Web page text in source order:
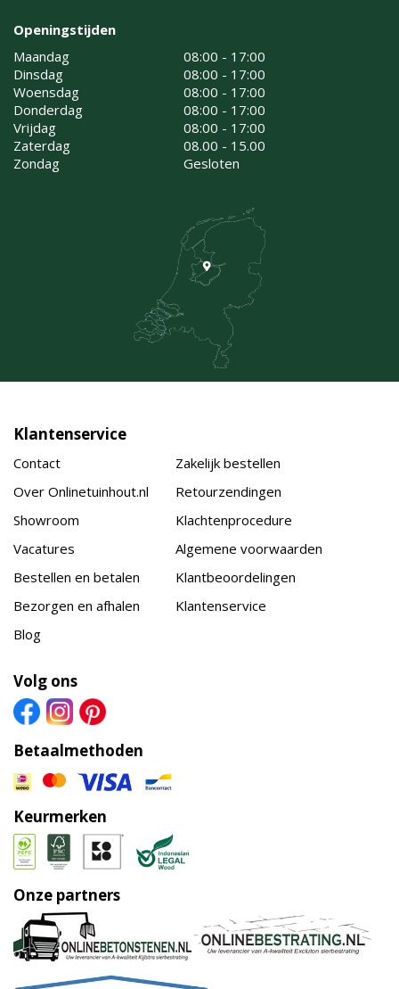
Openingstijden
Maandag
08:00 - 17:00
Dinsdag
08:00 - 17:00
Woensdag
08:00 - 17:00
Donderdag
08:00 - 17:00
Vrijdag
08:00 - 17:00
Zaterdag
08.00 - 15.00
Zondag
Gesloten
Klantenservice
Contact
Over Onlinetuinhout.nl
Showroom
Vacatures
Bestellen en betalen
Bezorgen en afhalen
Blog
Zakelijk bestellen
Retourzendingen
Klachtenprocedure
Algemene voorwaarden
Klantbeoordelingen
Klantenservice
Volg ons
Betaalmethoden
Keurmerken
Onze partners